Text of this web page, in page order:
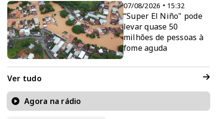
07/08/2026 • 15:32
“Super El Niño" pode
levar quase 50
milhões de pessoas à
fome aguda
Ver tudo
Agora na rádio